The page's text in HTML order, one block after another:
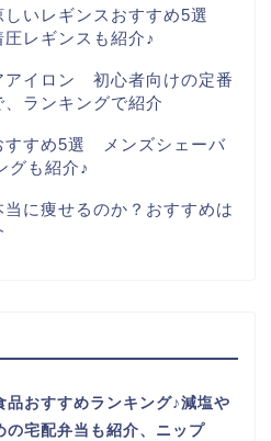
しいレギンスおすすめ5選
圧レギンスも紹介♪
アイロン 初心者向けの定番
ランキングで紹介
すすめ5選 メンズシェーバ
グも紹介♪
に痩せるのか？おすすめは
品おすすめランキング♪減塩や
の宅配弁当も紹介、ニップ